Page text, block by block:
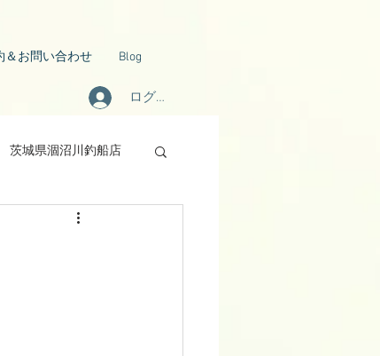
＆お問い合わせ Blog
ログイン
茨城県涸沼川釣船店